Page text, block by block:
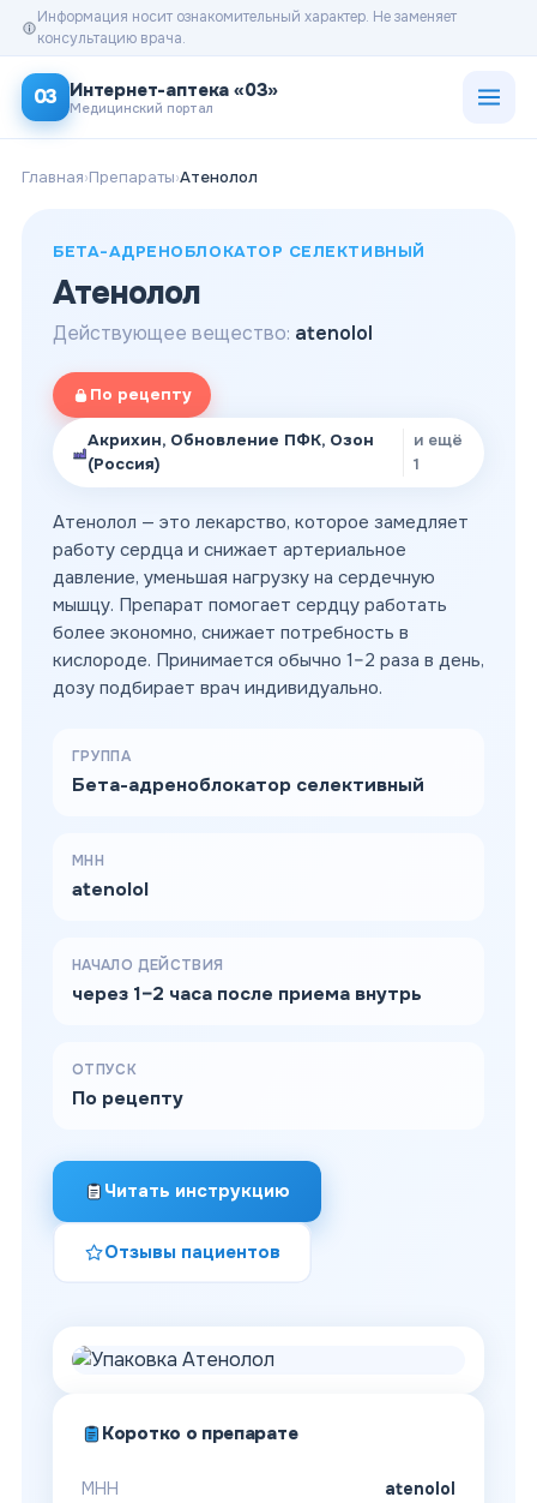
Информация носит ознакомительный характер. Не заменяет
консультацию врача.
03 Интернет-аптека «03»
Медицинский портал
Главная›Препараты›Атенолол
БЕТА-АДРЕНОБЛОКАТОР СЕЛЕКТИВНЫЙ
Атенолол
Действующее вещество: atenolol
По рецепту
Акрихин, Обновление ПФК, Озон
(Россия)
и ещё
1
Атенолол — это лекарство, которое замедляет
работу сердца и снижает артериальное
давление, уменьшая нагрузку на сердечную
мышцу. Препарат помогает сердцу работать
более экономно, снижает потребность в
кислороде. Принимается обычно 1–2 раза в день,
дозу подбирает врач индивидуально.
ГРУППА
Бета-адреноблокатор селективный
МНН
atenolol
НАЧАЛО ДЕЙСТВИЯ
через 1–2 часа после приема внутрь
ОТПУСК
По рецепту
Читать инструкцию
Отзывы пациентов
Коротко о препарате
МНН atenolol